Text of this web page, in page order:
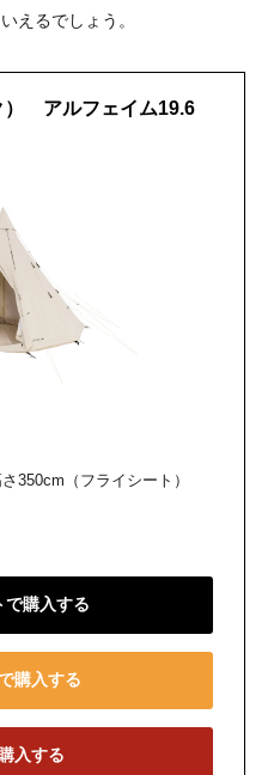
えるでしょう。
） アルフェイム19.6
350cm（フライシート）
で購入する
購入する
入する